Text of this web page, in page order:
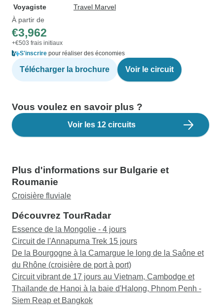
Voyagiste
Travel Marvel
À partir de
€3,962
+€503 frais initiaux
S'inscrire pour réaliser des économies
Télécharger la brochure Voir le circuit
Vous voulez en savoir plus ?
Voir les 12 circuits
Plus d'informations sur Bulgarie et
Roumanie
Croisière fluviale
Découvrez TourRadar
Essence de la Mongolie - 4 jours
Circuit de l'Annapurna Trek 15 jours
De la Bourgogne à la Camargue le long de la Saône et
du Rhône (croisière de port à port)
Circuit vibrant de 17 jours au Vietnam, Cambodge et
Thaïlande de Hanoi à la baie d'Halong, Phnom Penh -
Siem Reap et Bangkok